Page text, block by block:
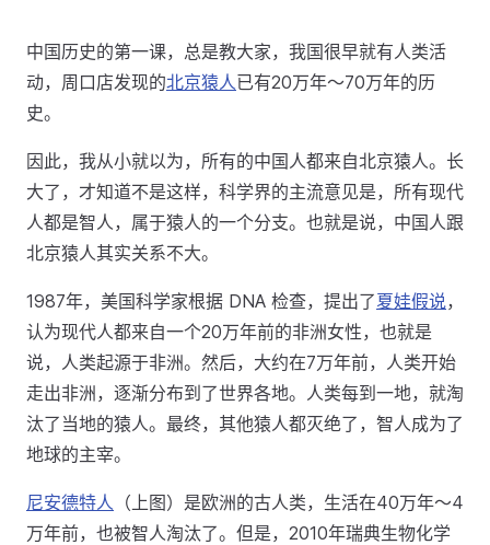
中国历史的第一课，总是教大家，我国很早就有人类活
动，周口店发现的北京猿人已有20万年～70万年的历
史。
因此，我从小就以为，所有的中国人都来自北京猿人。长
大了，才知道不是这样，科学界的主流意见是，所有现代
人都是智人，属于猿人的一个分支。也就是说，中国人跟
北京猿人其实关系不大。
1987年，美国科学家根据 DNA 检查，提出了夏娃假说，
认为现代人都来自一个20万年前的非洲女性，也就是
说，人类起源于非洲。然后，大约在7万年前，人类开始
走出非洲，逐渐分布到了世界各地。人类每到一地，就淘
汰了当地的猿人。最终，其他猿人都灭绝了，智人成为了
地球的主宰。
尼安德特人 （上图）是欧洲的古人类，生活在40万年～4
万年前，也被智人淘汰了。但是，2010年瑞典生物化学